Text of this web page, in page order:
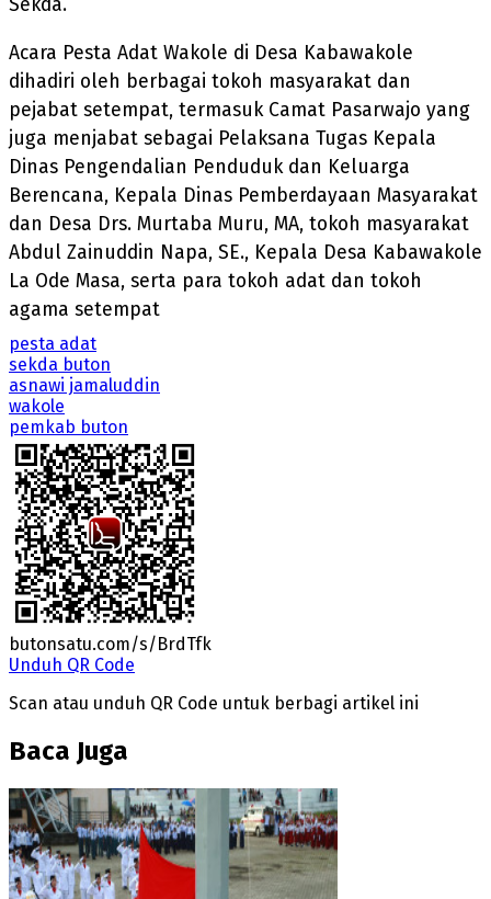
Sekda.
Acara Pesta Adat Wakole di Desa Kabawakole
dihadiri oleh berbagai tokoh masyarakat dan
pejabat setempat, termasuk Camat Pasarwajo yang
juga menjabat sebagai Pelaksana Tugas Kepala
Dinas Pengendalian Penduduk dan Keluarga
Berencana, Kepala Dinas Pemberdayaan Masyarakat
dan Desa Drs. Murtaba Muru, MA, tokoh masyarakat
Abdul Zainuddin Napa, SE., Kepala Desa Kabawakole
La Ode Masa, serta para tokoh adat dan tokoh
agama setempat
pesta adat
sekda buton
asnawi jamaluddin
wakole
pemkab buton
butonsatu.com/s/BrdTfk
Unduh QR Code
Scan atau unduh QR Code untuk berbagi artikel ini
Baca Juga